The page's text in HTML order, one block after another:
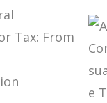
E
NÃO